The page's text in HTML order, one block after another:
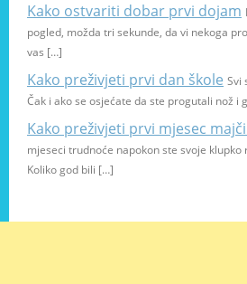
Kako ostvariti dobar prvi dojam
pogled, možda tri sekunde, da vi nekoga
vas […]
Kako preživjeti prvi dan škole Svi
Čak i ako se osjećate da ste progutali nož i
Kako preživjeti prvi mjesec
mjeseci trudnoće napokon ste svoje klupko
Koliko god bili […]